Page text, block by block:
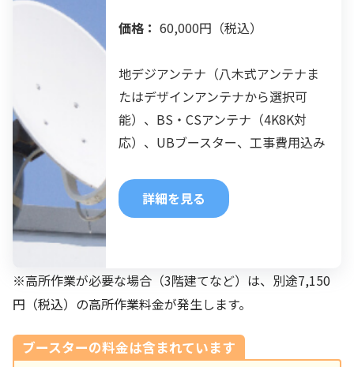
価格： 60,000円（税込）
地デジアンテナ（八木式アンテナま
たはデザインアンテナから選択可
能）、BS・CSアンテナ（4K8K対
応）、UBブースター、工事費用込み
詳細を見る
※高所作業が必要な場合（3階建てなど）は、別途7,150
円（税込）の高所作業料金が発生します。
ブースターの料金は含まれています